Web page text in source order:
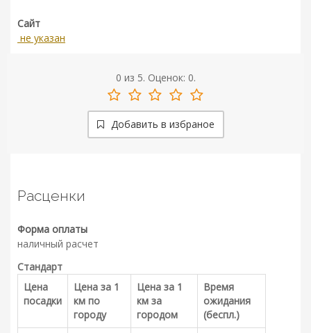
Сайт
не указан
0 из 5. Оценок: 0.
Добавить в избраное
Расценки
Форма оплаты
наличный расчет
Стандарт
Цена
посадки
Цена за 1
км по
городу
Цена за 1
км за
городом
Время
ожидания
(беспл.)